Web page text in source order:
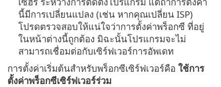
นี้มีการเปลี่ยนแปลง (เช่น หากคุณเปลี่ยน ISP)
โปรดตรวจสอบให้แน่ใจว่าการตั้งค่าพร็อกซี ที่อยู่
ในหน้าต่างนี้ถูกต้อง มิฉะนั้นโปรแกรมจะไม่
สามารถเชื่อมต่อกับเซิร์ฟเวอร์การอัพเดท
การตั้งค่าเริ่มต้นสำหรับพร็อกซีเซิร์ฟเวอร์คือ ใช้การ
ตั้งค่าพร็อกซีเซิร์ฟเวอร์ร่วม